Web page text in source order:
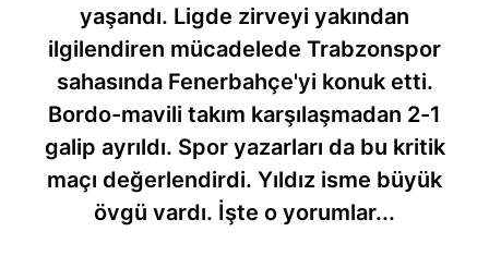
yaşandı. Ligde zirveyi yakından
ilgilendiren mücadelede Trabzonspor
sahasında Fenerbahçe'yi konuk etti.
Bordo-mavili takım karşılaşmadan 2-1
galip ayrıldı. Spor yazarları da bu kritik
maçı değerlendirdi. Yıldız isme büyük
övgü vardı. İşte o yorumlar...